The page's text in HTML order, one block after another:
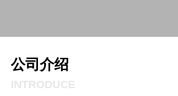
公司介绍
INTRODUCE